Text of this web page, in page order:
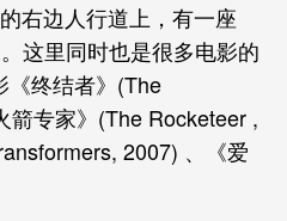
右边人行道上，有一座
这里同时也是很多电影的
《终结者》(The
箭专家》(The Rocketeer ,
2007) 、《爱